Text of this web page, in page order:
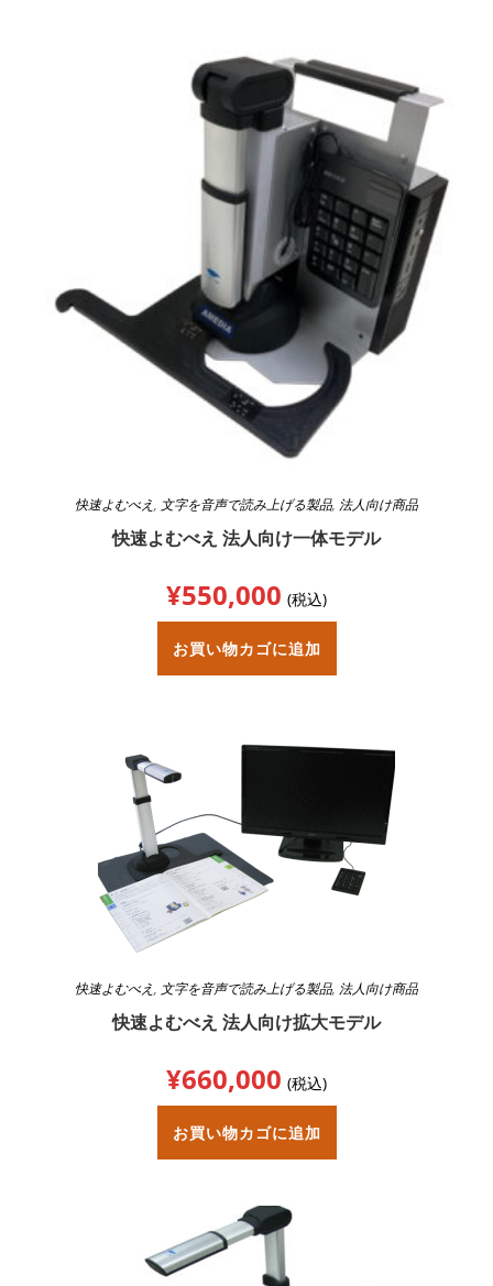
快速よむべえ, 文字を音声で読み上げる製品, 法人向け商品
快速よむべえ 法人向け一体モデル
¥550,000 (税込)
お買い物カゴに追加
快速よむべえ, 文字を音声で読み上げる製品, 法人向け商品
快速よむべえ 法人向け拡大モデル
¥660,000 (税込)
お買い物カゴに追加